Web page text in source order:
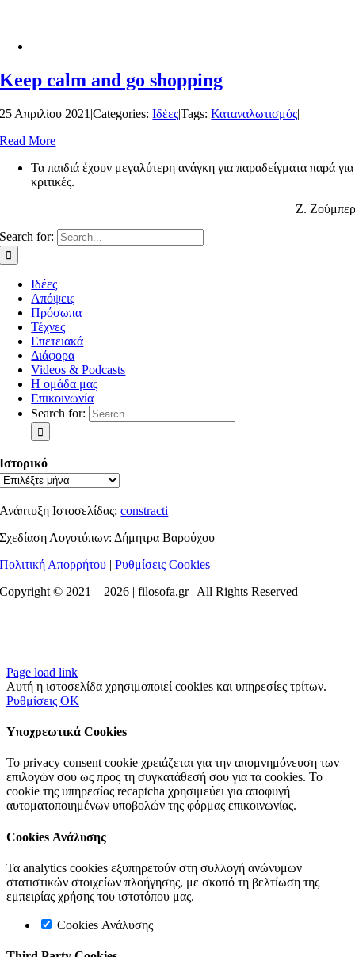
Keep calm and go shopping
25 Απριλίου 2021 |Categories:Ιδέες|Tags:Καταναλωτισμός|
Read More
Τα παιδιά έχουν μεγαλύτερη ανάγκη για παραδείγματα παρά για
κριτικές.
Ζ. Ζούμπερ
Search for:
Ιδέες
Απόψεις
Πρόσωπα
Τέχνες
Επετειακά
Διάφορα
Videos & Podcasts
Η ομάδα μας
Επικοινωνία
Search for:
Ιστορικό
Ανάπτυξη Ιστοσελίδας:constracti
Σχεδίαση Λογοτύπων: Δήμητρα Βαρούχου
Πολιτική Απορρήτου |Ρυθμίσεις Cookies
Copyright © 2021 – 2026 | filosofa.gr | All Rights Reserved
Page load link
Αυτή η ιστοσελίδα χρησιμοποιεί cookies και υπηρεσίες τρίτων.
Ρυθμίσεις OK
Υποχρεωτικά Cookies
Το privacy consent cookie χρειάζεται για την απομνημόνευση των
επιλογών σου ως προς τη συγκατάθεσή σου για τα cookies. Το
cookie της υπηρεσίας recaptcha χρησιμεύει για αποφυγή
αυτοματοποιημένων υποβολών της φόρμας επικοινωνίας.
Cookies Ανάλυσης
Τα analytics cookies εξυπηρετούν στη συλλογή ανώνυμων
στατιστικών στοιχείων πλοήγησης, με σκοπό τη βελτίωση της
εμπειρίας χρήσης του ιστοτόπου μας.
Cookies Ανάλυσης